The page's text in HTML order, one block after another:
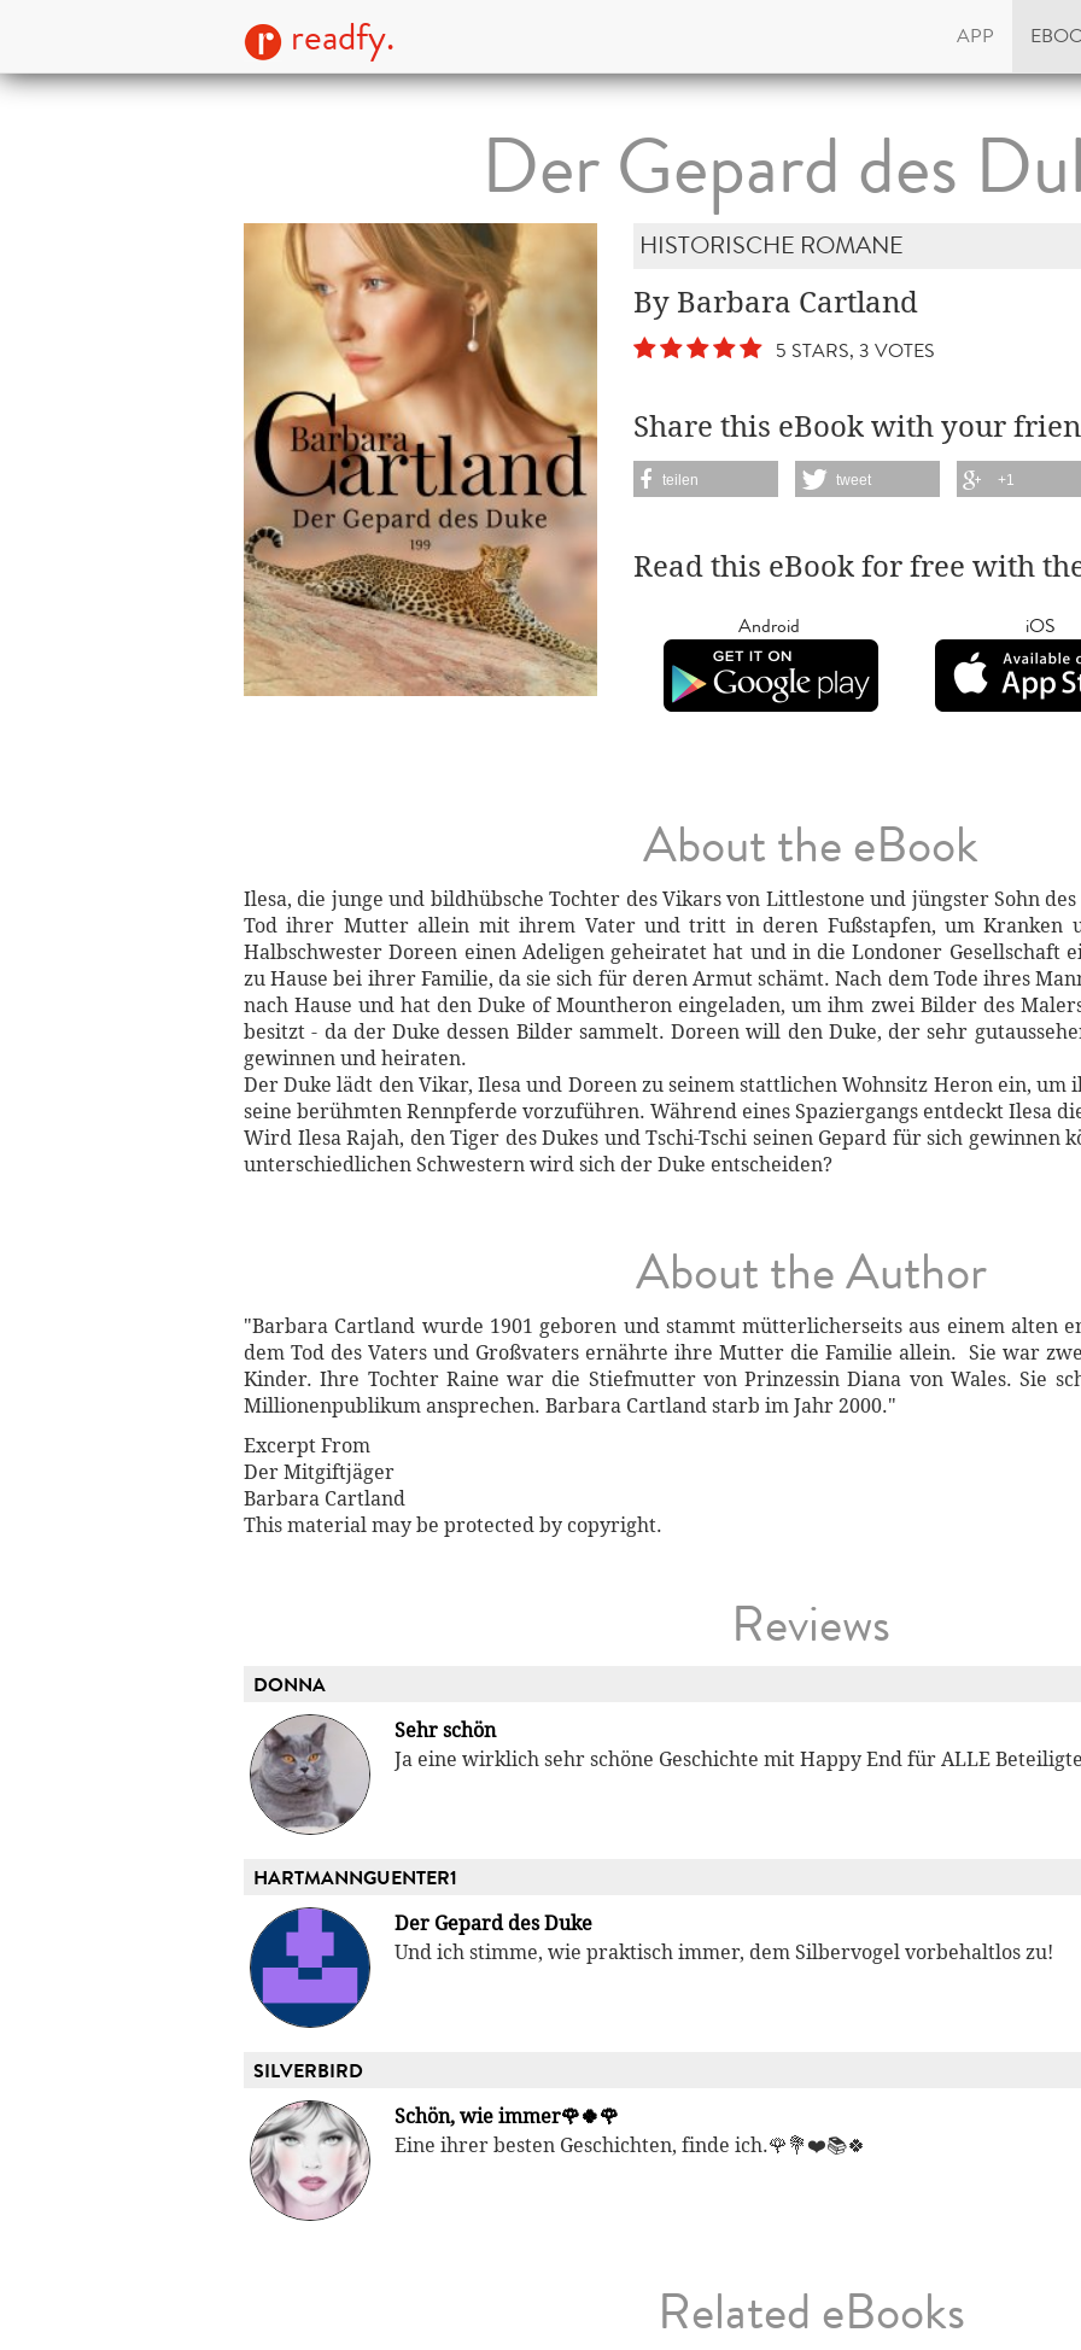
readfy. APP
Der Gepard des
HISTORISCHE ROMANE
By Barbara Cartland
5 STARS, 3 VOTES
Share this eBook with your
teilen tweet +1
Read this eBook for free with
Android iOS
About the eBook
Ilesa, die junge und bildhübsche Tochter des Vikars von Littlestone und jüngster Sohn
Tod ihrer Mutter allein mit ihrem Vater und tritt in deren Fußstapfen, um Kranken
Halbschwester Doreen einen Adeligen geheiratet hat und in die Londoner Gesellschaft
zu Hause bei ihrer Familie, da sie sich für deren Armut schämt. Nach dem Tode ihres
nach Hause und hat den Duke of Mountheron eingeladen, um ihm zwei Bilder des
besitzt - da der Duke dessen Bilder sammelt. Doreen will den Duke, der sehr
gewinnen und heiraten.
Der Duke lädt den Vikar, Ilesa und Doreen zu seinem stattlichen Wohnsitz Heron ein, um
seine berühmten Rennpferde vorzuführen. Während eines Spaziergangs entdeckt Ilesa
Wird Ilesa Rajah, den Tiger des Dukes und Tschi-Tschi seinen Gepard für sich gewinnen
unterschiedlichen Schwestern wird sich der Duke entscheiden?
About the Author
"Barbara Cartland wurde 1901 geboren und stammt mütterlicherseits aus einem alten
dem Tod des Vaters und Großvaters ernährte ihre Mutter die Familie allein. Sie war
Kinder. Ihre Tochter Raine war die Stiefmutter von Prinzessin Diana von Wales. Sie
Millionenpublikum ansprechen. Barbara Cartland starb im Jahr 2000."
Excerpt From
Der Mitgiftjäger
Barbara Cartland
This material may be protected by copyright.
Reviews
DONNA
Sehr schön
Ja eine wirklich sehr schöne Geschichte mit Happy End für ALLE
HARTMANNGUENTER1
Der Gepard des Duke
Und ich stimme, wie praktisch immer, dem Silbervogel vorbehaltlos zu!
SILVERBIRD
Schön, wie immer🌹🍀🌹
Eine ihrer besten Geschichten, finde ich.🌹💐❤️📚🍀
Related eBooks